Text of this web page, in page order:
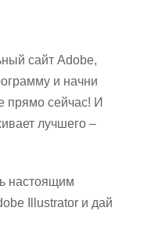
сайт Adobe,
и начни
прямо сейчас! И
лучшего –
настоящим
Illustrator и дай